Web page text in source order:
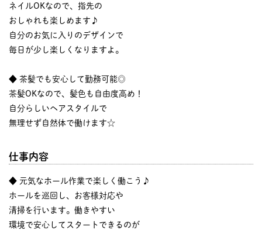
ネイルOKなので、指先の
おしゃれも楽しめます♪
自分のお気に入りのデザインで
毎日が少し楽しくなりますよ。
◆ 茶髪でも安心して勤務可能◎
茶髪OKなので、髪色も自由度高め！
自分らしいヘアスタイルで
無理せず自然体で働けます☆
仕事内容
◆ 元気なホール作業で楽しく働こう♪
ホールを巡回し、お客様対応や
清掃を行います。働きやすい
環境で安心してスタートできるのが